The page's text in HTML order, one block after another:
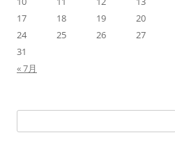
17
18 19 20
24
25 26 27
31
« 7月
索: